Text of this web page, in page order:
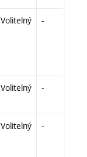
Volitelný -
Volitelný -
Volitelný -